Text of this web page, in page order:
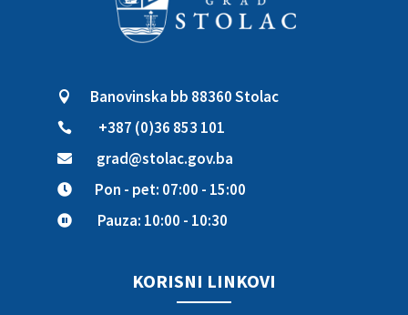
 Banovinska bb 88360 Stolac
 +387 (0)36 853 101
 grad@stolac.gov.ba
 Pon - pet: 07:00 - 15:00
 Pauza: 10:00 - 10:30
KORISNI LINKOVI